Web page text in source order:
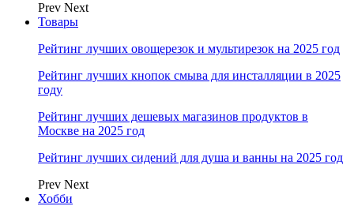
Prev Next
Товары
Рейтинг лучших овощерезок и мультирезок на 2025 год
Рейтинг лучших кнопок смыва для инсталляции в 2025
году
Рейтинг лучших дешевых магазинов продуктов в
Москве на 2025 год
Рейтинг лучших сидений для душа и ванны на 2025 год
Prev Next
Хобби